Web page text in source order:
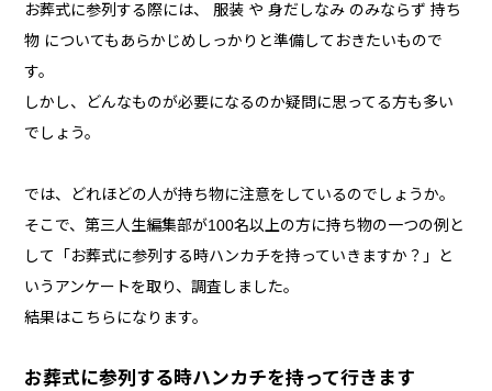
お葬式に参列する際には、 服装 や 身だしなみ のみならず 持ち
物 についてもあらかじめしっかりと準備しておきたいもので
す。
しかし、どんなものが必要になるのか疑問に思ってる方も多い
でしょう。
では、どれほどの人が持ち物に注意をしているのでしょうか。
そこで、第三人生編集部が100名以上の方に持ち物の一つの例と
して「お葬式に参列する時ハンカチを持っていきますか？」と
いうアンケートを取り、調査しました。
結果はこちらになります。
お葬式に参列する時ハンカチを持って行きます